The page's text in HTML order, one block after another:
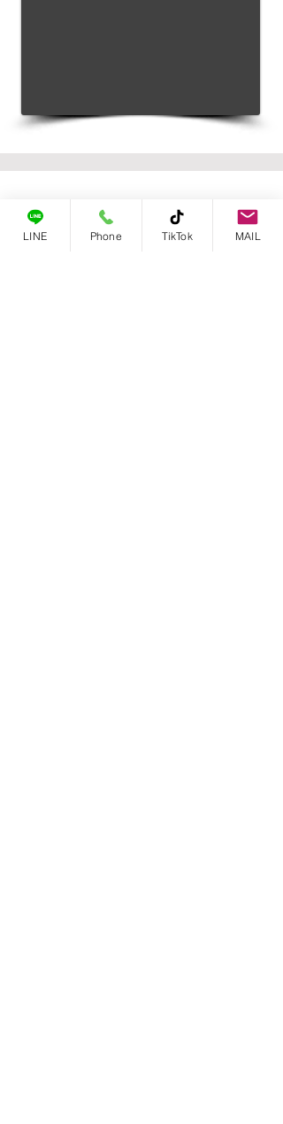
ペットシーツケーキ⑤
LINE Phone TikTok MAIL